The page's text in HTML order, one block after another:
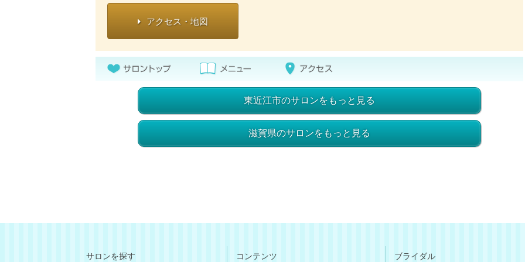
アクセス・地図
東近江市のサロンをもっと見る
滋賀県のサロンをもっと見る
サロンを探す コンテンツ ブライダル